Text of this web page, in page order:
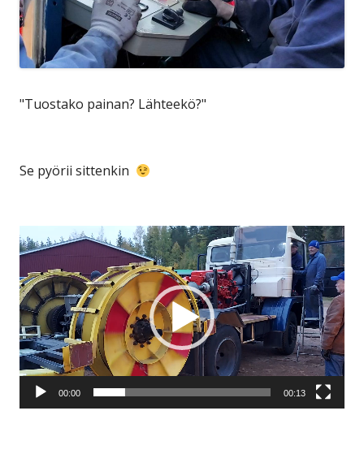
"Tuostako painan? Lähteekö?"
Se pyörii sittenkin
Videotoistin
00:00 00:13